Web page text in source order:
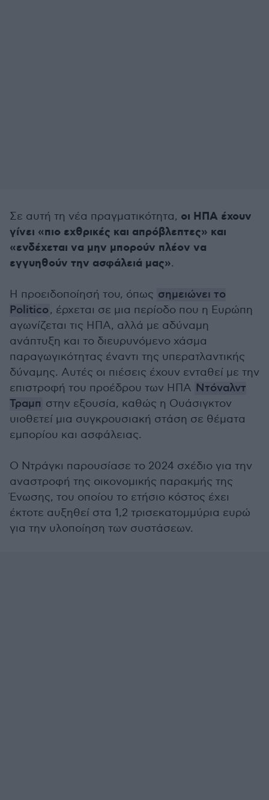
Σε αυτή τη νέα πραγματικότητα, οι ΗΠΑ έχουν
γίνει «πιο εχθρικές και απρόβλεπτες» και
«ενδέχεται να μην μπορούν πλέον να
εγγυηθούν την ασφάλειά μας».
Η προειδοποίησή του, όπως σημειώνει το
Politico, έρχεται σε μια περίοδο που η Ευρώπη
αγωνίζεται τις ΗΠΑ, αλλά με αδύναμη
ανάπτυξη και το διευρυνόμενο χάσμα
παραγωγικότητας έναντι της υπερατλαντικής
δύναμης. Αυτές οι πιέσεις έχουν ενταθεί με την
επιστροφή του προέδρου των ΗΠΑ Ντόναλντ
Τραμπ στην εξουσία, καθώς η Ουάσιγκτον
υιοθετεί μια συγκρουσιακή στάση σε θέματα
εμπορίου και ασφάλειας.
Ο Ντράγκι παρουσίασε το 2024 σχέδιο για την
αναστροφή της οικονομικής παρακμής της
Ένωσης, του οποίου το ετήσιο κόστος έχει
έκτοτε αυξηθεί στα 1,2 τρισεκατομμύρια ευρώ
για την υλοποίηση των συστάσεων.